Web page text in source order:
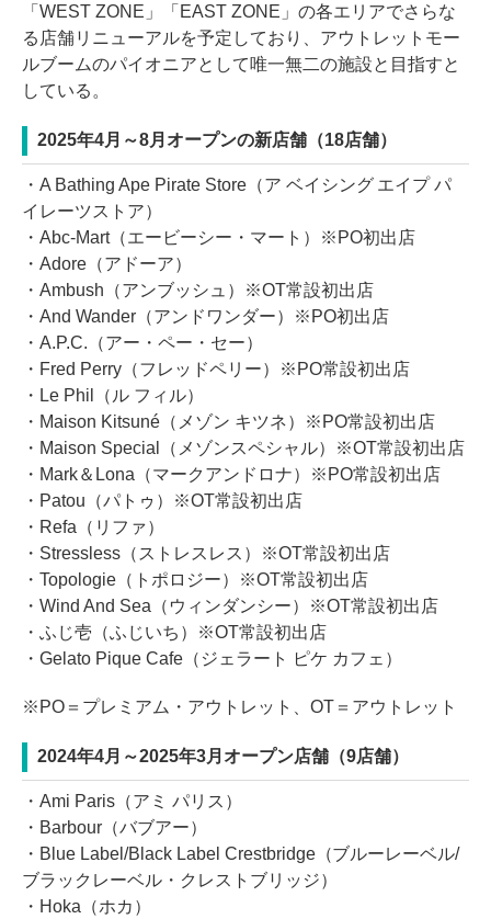
「WEST ZONE」「EAST ZONE」の各エリアでさらな
る店舗リニューアルを予定しており、アウトレットモー
ルブームのパイオニアとして唯一無二の施設と目指すと
している。
2025年4月～8月オープンの新店舗（18店舗）
・A Bathing Ape Pirate Store（ア ベイシング エイプ パ
イレーツストア）
・Abc-Mart（エービーシー・マート）※PO初出店
・Adore（アドーア）
・Ambush（アンブッシュ）※OT常設初出店
・And Wander（アンドワンダー）※PO初出店
・A.P.C.（アー・ペー・セー）
・Fred Perry（フレッドペリー）※PO常設初出店
・Le Phil（ル フィル）
・Maison Kitsuné（メゾン キツネ）※PO常設初出店
・Maison Special（メゾンスペシャル）※OT常設初出店
・Mark＆Lona（マークアンドロナ）※PO常設初出店
・Patou（パトゥ）※OT常設初出店
・Refa（リファ）
・Stressless（ストレスレス）※OT常設初出店
・Topologie（トポロジー）※OT常設初出店
・Wind And Sea（ウィンダンシー）※OT常設初出店
・ふじ壱（ふじいち）※OT常設初出店
・Gelato Pique Cafe（ジェラート ピケ カフェ）
※PO＝プレミアム・アウトレット、OT＝アウトレット
2024年4月～2025年3月オープン店舗（9店舗）
・Ami Paris（アミ パリス）
・Barbour（バブアー）
・Blue Label/Black Label Crestbridge（ブルーレーベル/
ブラックレーベル・クレストブリッジ）
・Hoka（ホカ）